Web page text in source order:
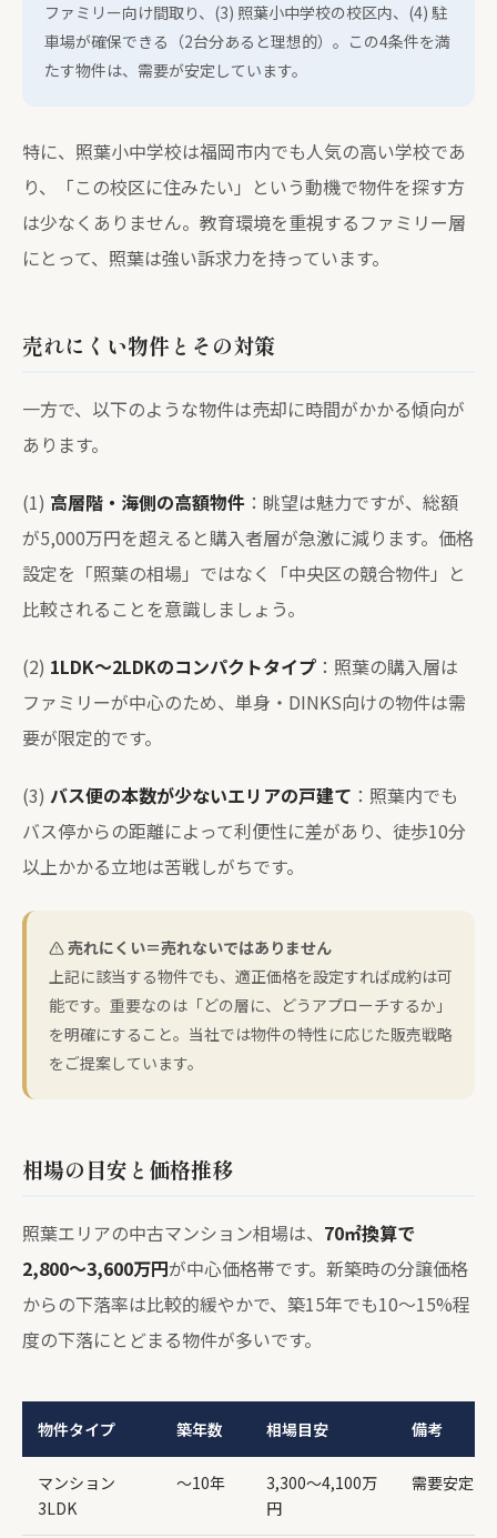
ファミリー向け間取り、(3) 照葉小中学校の校区内、(4) 駐
車場が確保できる（2台分あると理想的）。この4条件を満
たす物件は、需要が安定しています。
特に、照葉小中学校は福岡市内でも人気の高い学校であ
り、「この校区に住みたい」という動機で物件を探す方
は少なくありません。教育環境を重視するファミリー層
にとって、照葉は強い訴求力を持っています。
売れにくい物件とその対策
一方で、以下のような物件は売却に時間がかかる傾向が
あります。
(1) 高層階・海側の高額物件 ：眺望は魅力ですが、総額
が5,000万円を超えると購入者層が急激に減ります。価格
設定を「照葉の相場」ではなく「中央区の競合物件」と
比較されることを意識しましょう。
(2) 1LDK〜2LDKのコンパクトタイプ ：照葉の購入層は
ファミリーが中心のため、単身・DINKS向けの物件は需
要が限定的です。
(3) バス便の本数が少ないエリアの戸建て ：照葉内でも
バス停からの距離によって利便性に差があり、徒歩10分
以上かかる立地は苦戦しがちです。
売れにくい＝売れないではありません
上記に該当する物件でも、適正価格を設定すれば成約は可
能です。重要なのは「どの層に、どうアプローチするか」
を明確にすること。当社では物件の特性に応じた販売戦略
をご提案しています。
相場の目安と価格推移
照葉エリアの中古マンション相場は、 70㎡換算で
2,800〜3,600万円が中心価格帯です。新築時の分譲価格
からの下落率は比較的緩やかで、築15年でも10〜15%程
度の下落にとどまる物件が多いです。
物件タイプ 築年数 相場目安 備考
マンション
3LDK
〜10年
3,300〜4,100万
円
需要安定、